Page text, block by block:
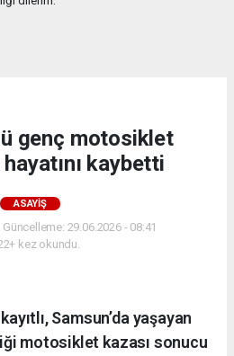
genç motosiklet
kaybetti
ASAYIŞ
29.06.2026 - 08:41
kez okundu.
Samsun’da yaşayan
motosiklet kazası sonucu